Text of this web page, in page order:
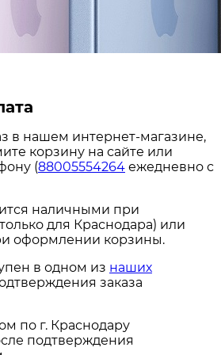
в нашем интернет-магазине,
корзину на сайте или
(88005554264 ежедневно с
наличными при
для Краснодара) или
оформлении корзины.
в одном из наших
заказа
по г. Краснодару
подтверждения